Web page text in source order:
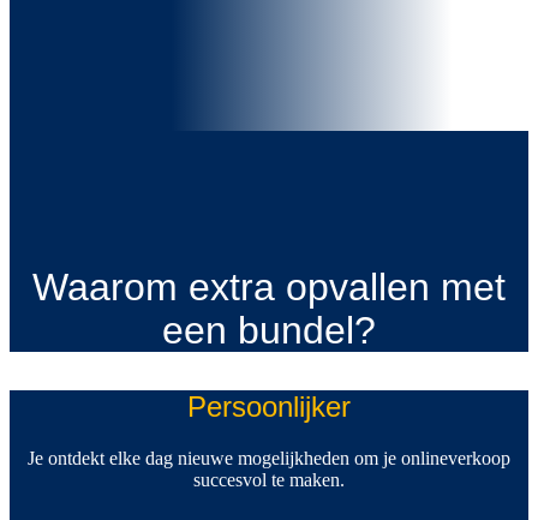
Waarom extra opvallen met
een bundel?
Persoonlijker
Je ontdekt elke dag nieuwe mogelijkheden om je onlineverkoop
succesvol te maken.